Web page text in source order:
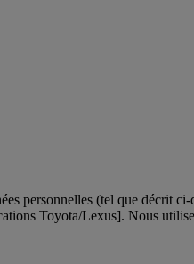
personnelles (tel que décrit ci-
Toyota/Lexus]. Nous